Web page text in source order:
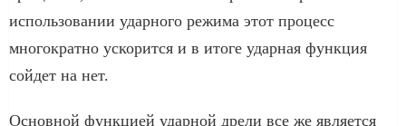
использовании ударного режима этот процесс
многократно ускорится и в итоге ударная функция
сойдет на нет.
Основной функцией ударной дрели все же является